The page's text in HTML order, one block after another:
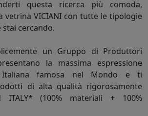
questa ricerca più comoda,
vetrina VICIANI con tutte le tipologie
stai cercando.
un Gruppo di Produttori
la massima espressione
Italiana famosa nel Mondo e ti
di alta qualità rigorosamente
ITALY* (100% materiali + 100%